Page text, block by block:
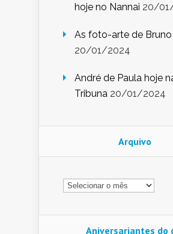
hoje no Nannai 20/
As foto-arte de
20/01/2024
André de Paula hoje
Tribuna 20/01/2024
Arquivo
Arquivo
Aniversariantes do